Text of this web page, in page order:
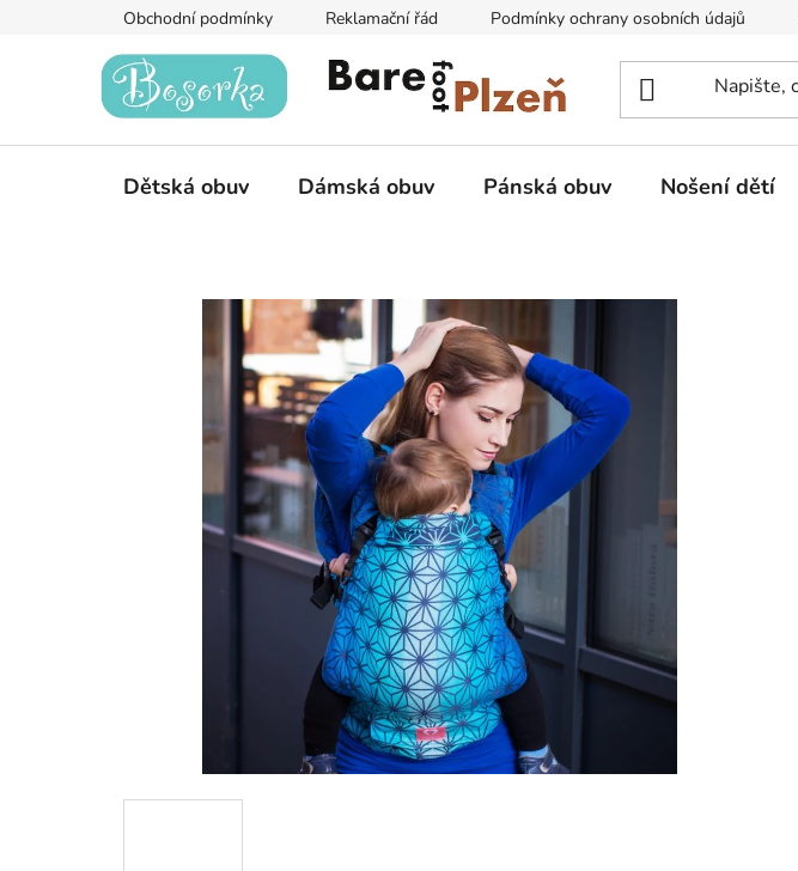
Obchodní podmínky Reklamační řád Podmínky ochrany osobních údajů
Dětská obuv Dámská obuv Pánská obuv Nošení dětí